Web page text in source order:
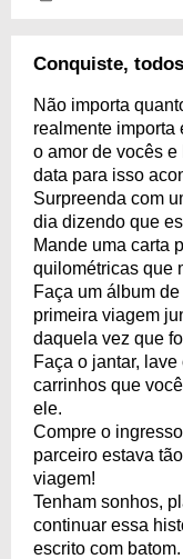
Conquiste,
Não importa
realmente importa
o amor de vocês
data para isso
Surpreenda com
dia dizendo que
Mande uma carta
quilométricas que
Faça um álbum
primeira viagem
daquela vez que
Faça o jantar,
carrinhos que
ele.
Compre o
parceiro estava
viagem!
Tenham sonhos,
continuar essa
escrito com batom.